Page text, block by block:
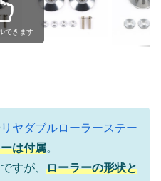
できます
リヤダブルローラーステー
は付属。
すが、 ローラーの形状と